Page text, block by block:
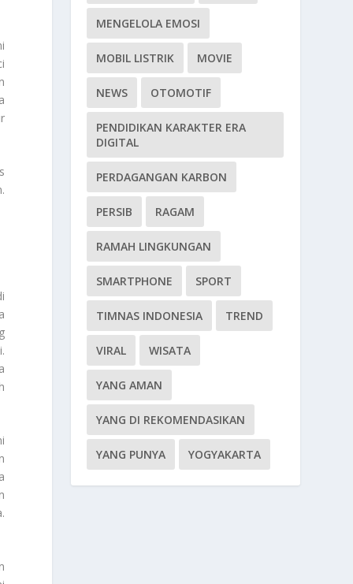
MENGELOLA EMOSI
MOBIL LISTRIK MOVIE
NEWS OTOMOTIF
PENDIDIKAN KARAKTER ERA
DIGITAL
PERDAGANGAN KARBON
PERSIB RAGAM
RAMAH LINGKUNGAN
SMARTPHONE SPORT
TIMNAS INDONESIA TREND
VIRAL WISATA
YANG AMAN
YANG DI REKOMENDASIKAN
YANG PUNYA YOGYAKARTA